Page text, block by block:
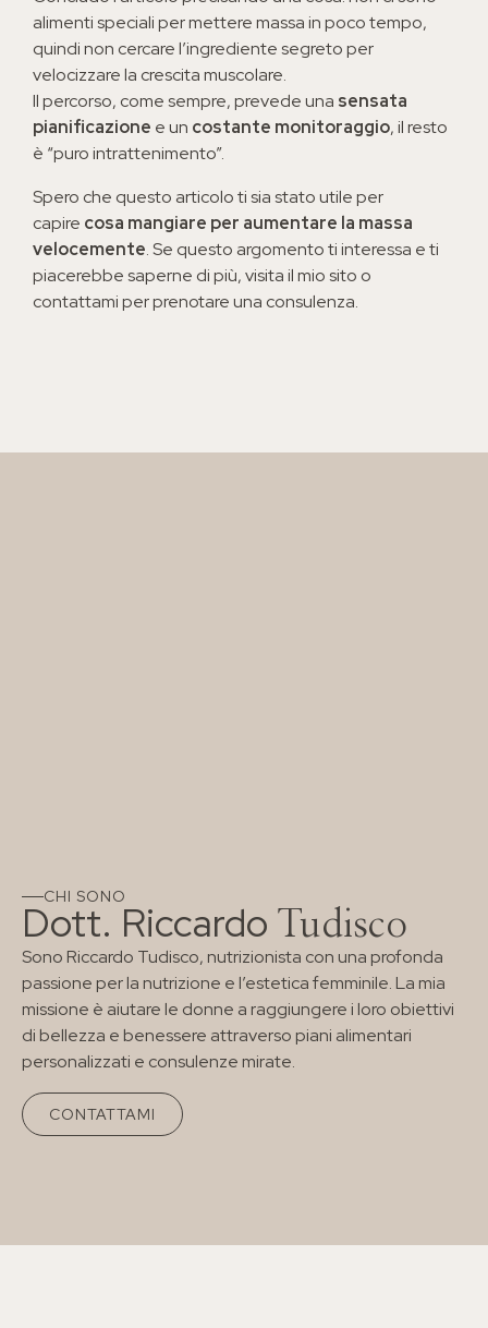
alimenti speciali per mettere massa in poco tempo,
quindi non cercare l’ingrediente segreto per
velocizzare la crescita muscolare.
Il percorso, come sempre, prevede una sensata
pianificazione e un costante monitoraggio, il resto
è “puro intrattenimento”.
Spero che questo articolo ti sia stato utile per
capire cosa mangiare per aumentare la massa
velocemente. Se questo argomento ti interessa e ti
piacerebbe saperne di più, visita il mio sito o
contattami per prenotare una consulenza.
CHI SONO
Dott. Riccardo Tudisco
Sono Riccardo Tudisco, nutrizionista con una profonda
passione per la nutrizione e l’estetica femminile. La mia
missione è aiutare le donne a raggiungere i loro obiettivi
di bellezza e benessere attraverso piani alimentari
personalizzati e consulenze mirate.
CONTATTAMI